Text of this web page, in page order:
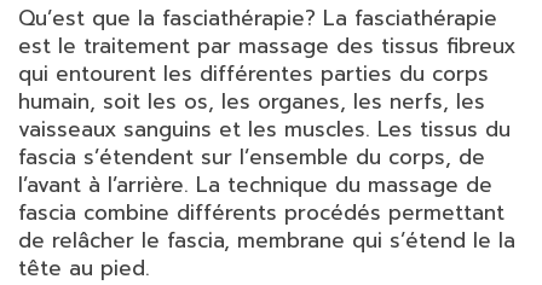
Qu’est que la fasciathérapie? La fasciathérapie
est le traitement par massage des tissus fibreux
qui entourent les différentes parties du corps
humain, soit les os, les organes, les nerfs, les
vaisseaux sanguins et les muscles. Les tissus du
fascia s’étendent sur l’ensemble du corps, de
l’avant à l’arrière. La technique du massage de
fascia combine différents procédés permettant
de relâcher le fascia, membrane qui s’étend le la
tête au pied.